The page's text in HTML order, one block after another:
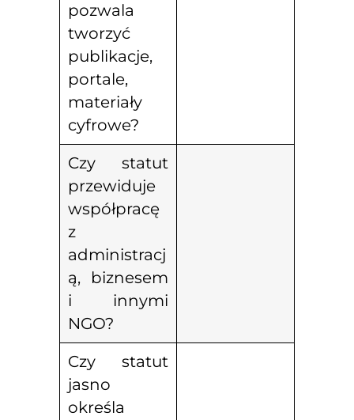
pozwala
tworzyć
publikacje,
portale,
materiały
cyfrowe?
Czy statut
przewiduje
współpracę
z
administracj
ą, biznesem
i innymi
NGO?
Czy statut
jasno
określa